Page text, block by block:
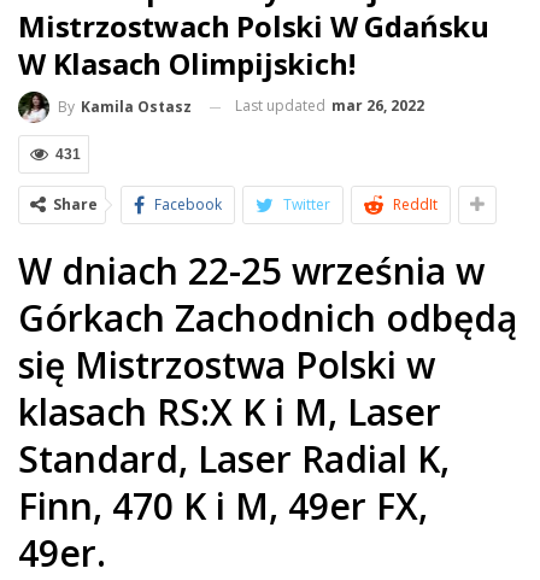
Mistrzostwach Polski W Gdańsku
W Klasach Olimpijskich!
By Kamila Ostasz Last updated mar 26, 2022
431
Share Facebook Twitter ReddIt
W dniach 22-25 września w
Górkach Zachodnich odbędą
się Mistrzostwa Polski w
klasach RS:X K i M, Laser
Standard, Laser Radial K,
Finn, 470 K i M, 49er FX,
49er.